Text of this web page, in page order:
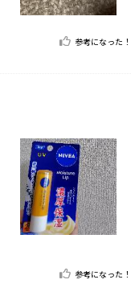
参考になった！
参考になった！